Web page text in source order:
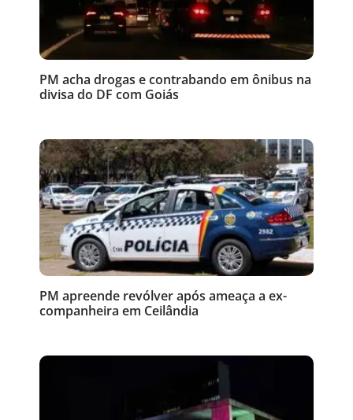
PM acha drogas e contrabando em ônibus na
divisa do DF com Goiás
PM apreende revólver após ameaça a ex-
companheira em Ceilândia